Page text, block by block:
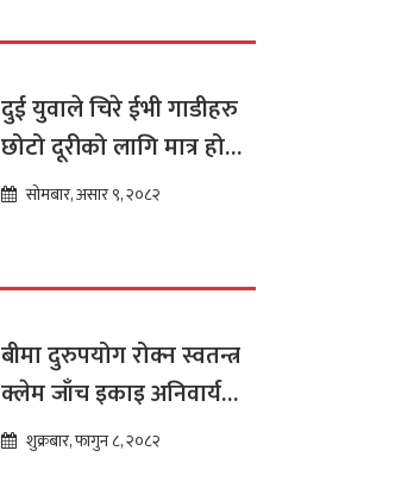
दुई युवाले चिरे ईभी गाडीहरु
छोटो दूरीको लागि मात्र हो
भन्ने मान्यता
सोमबार, असार ९, २०८२
बीमा दुरुपयोग रोक्न स्वतन्त्र
क्लेम जाँच इकाइ अनिवार्य
:डा. शम्भुप्रसाद आचार्य
शुक्रबार, फागुन ८, २०८२